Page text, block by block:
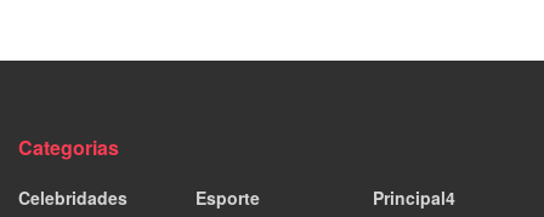
Categorias
Celebridades
Esporte
Principal4